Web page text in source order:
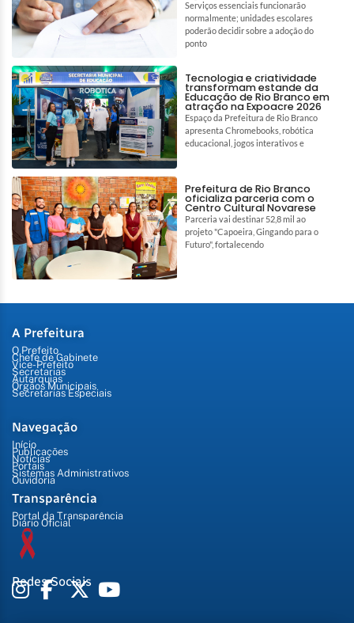
Serviços essenciais funcionarão
normalmente; unidades escolares
poderão decidir sobre a adoção do
ponto
Tecnologia e criatividade
transformam estande da
Educação de Rio Branco em
atração na Expoacre 2026
Espaço da Prefeitura de Rio Branco
apresenta Chromebooks, robótica
educacional, jogos interativos e
Prefeitura de Rio Branco
oficializa parceria com o
Centro Cultural Novarese
Parceria vai destinar 52,8 mil ao
projeto "Capoeira, Gingando para o
Futuro", fortalecendo
A Prefeitura
O Prefeito
Chefe de Gabinete
Vice-Prefeito
Secretarias
Autarquias
Órgãos Municipais
Secretarias Especiais
Navegação
Início
Publicações
Notícias
Portais
Sistemas Administrativos
Ouvidoria
Transparência
Portal da Transparência
Diário Oficial
Redes Sociais